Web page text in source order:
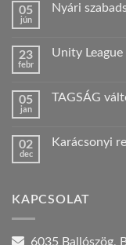
05
jún
Nyári
Nyári
23
febr
Unity
Unity
bejegyzéshez
05
jan
TAGSÁG
TAGSÁG
02
dec
Karácsonyi
rendelések
KAPCSOLAT
6035 Ballószög,